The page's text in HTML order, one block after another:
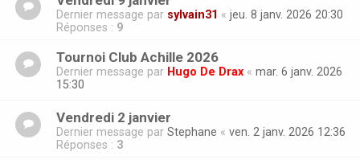
Dernier message par sylvain31 « jeu. 8 janv. 2026 20:30
Réponses : 9
Tournoi Club Achille 2026
Dernier message par Hugo De Drax « mar. 6 janv. 2026
15:30
Vendredi 2 janvier
Dernier message par Stephane « ven. 2 janv. 2026 12:36
Réponses : 3